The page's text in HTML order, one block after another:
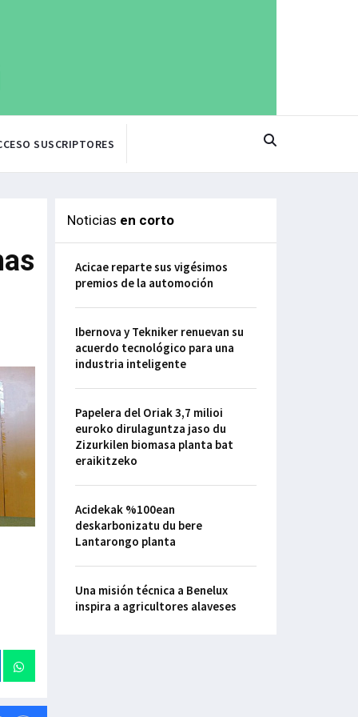
SUSCRIPTORES
Noticias en corto
Acicae reparte sus vigésimos
premios de la automoción
Ibernova y Tekniker renuevan su
acuerdo tecnológico para una
industria inteligente
Papelera del Oriak 3,7 milioi
euroko dirulaguntza jaso du
Zizurkilen biomasa planta bat
eraikitzeko
Acidekak %100ean
deskarbonizatu du bere
Lantarongo planta
Una misión técnica a Benelux
inspira a agricultores alaveses